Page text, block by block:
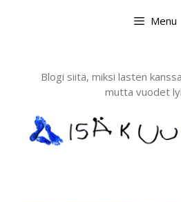
Menu
Blogi siitä, miksi lasten
mutta vuodet